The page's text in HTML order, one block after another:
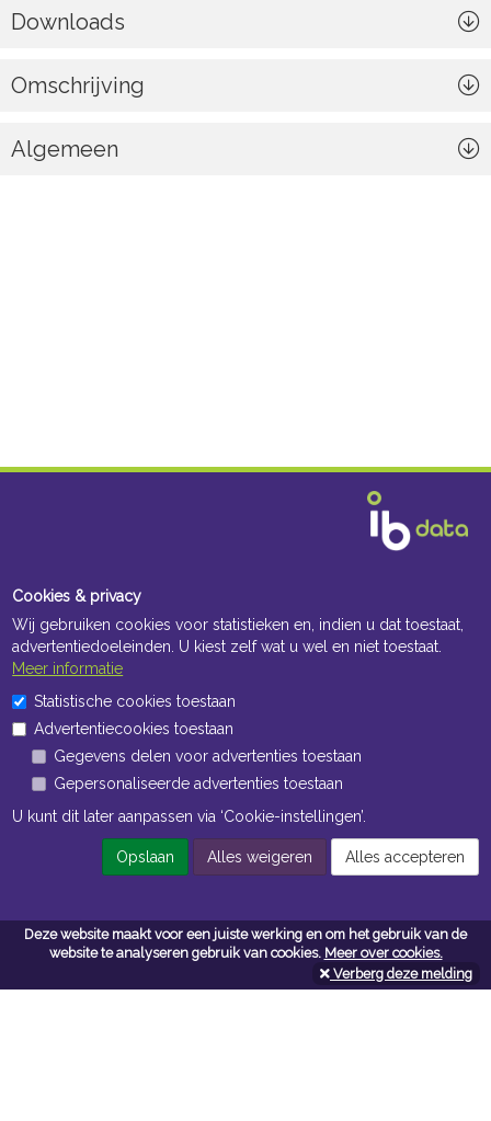
Deze website maakt voor een juiste werking en om het gebruik van de
website te analyseren gebruik van cookies. Meer over cookies.
Verberg deze melding
Downloads
Omschrijving
Algemeen
Openingstijden Kantoor
ma t/m vr 8:30 uur tot 17:00 uur
Openingstijden Magazijn
ma t/m vr 7:00 uur tot 16:30 uur
Navigatie
Cookies & privacy
Wij gebruiken cookies voor statistieken en, indien u dat toestaat,
advertentiedoeleinden. U kiest zelf wat u wel en niet toestaat.
Meer informatie
Statistische cookies toestaan
Advertentiecookies toestaan
Gegevens delen voor advertenties toestaan
Gepersonaliseerde advertenties toestaan
U kunt dit later aanpassen via ‘Cookie-instellingen’.
Opslaan Alles weigeren Alles accepteren